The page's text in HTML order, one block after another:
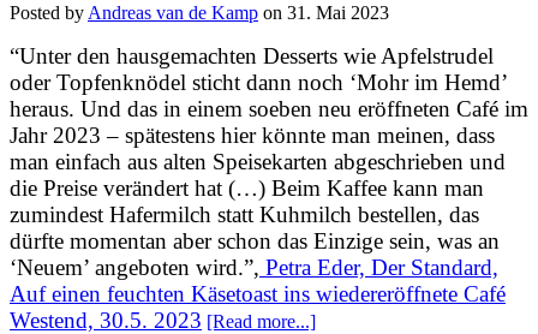
Posted by Andreas van de Kamp on 31. Mai 2023
“Unter den hausgemachten Desserts wie Apfelstrudel
oder Topfenknödel sticht dann noch ‘Mohr im Hemd’
heraus. Und das in einem soeben neu eröffneten Café im
Jahr 2023 – spätestens hier könnte man meinen, dass
man einfach aus alten Speisekarten abgeschrieben und
die Preise verändert hat (…) Beim Kaffee kann man
zumindest Hafermilch statt Kuhmilch bestellen, das
dürfte momentan aber schon das Einzige sein, was an
‘Neuem’ angeboten wird.”, Petra Eder, Der Standard,
Auf einen feuchten Käsetoast ins wiedereröffnete Café
Westend, 30.5. 2023 [Read more...]